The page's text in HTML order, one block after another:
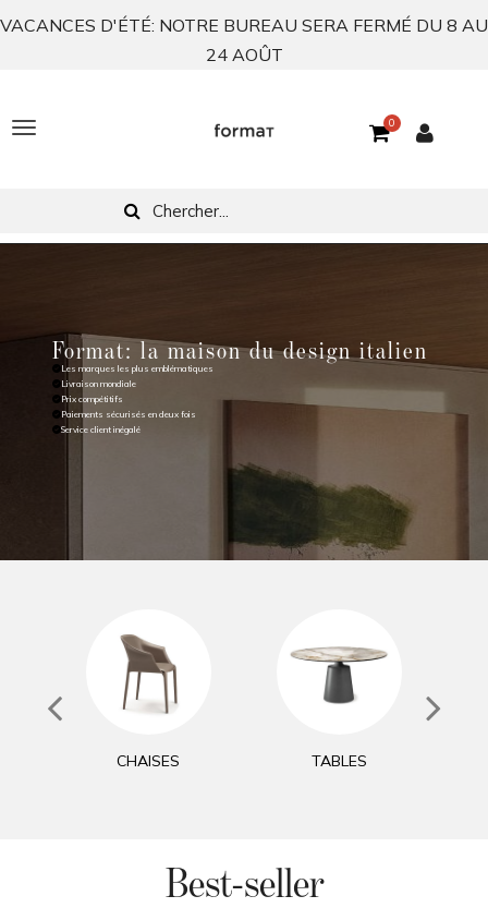
VACANCES D'ÉTÉ: NOTRE BUREAU SERA FERMÉ DU 8 AU
24 AOÛT
T
a
0
Format: la maison du design italien
Les marques les plus emblématiques
Livraison mondiale
Prix ​​compétitifs
Paiements sécurisés en deux fois
Service client inégalé
CHAISES TABLES
Best-seller